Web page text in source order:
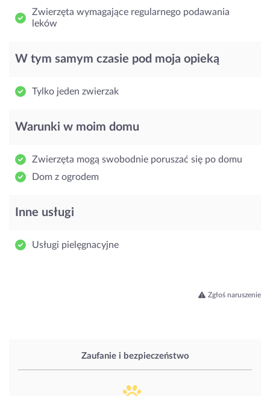
Zaufanie i bezpieczeństwo
Zwierzęta wymagające regularnego podawania
leków
W tym samym czasie pod moja opieką
Tylko jeden zwierzak
Warunki w moim domu
Zwierzęta mogą swobodnie poruszać się po domu
Dom z ogrodem
Inne usługi
Usługi pielęgnacyjne
Zgłoś naruszenie